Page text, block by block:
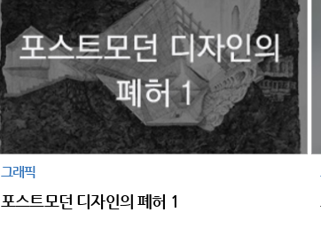
그래픽
포스트모던 디자인의 폐허 1